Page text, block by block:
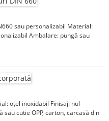
sau personalizabil Material:
Ambalare: pungă sau
material, finisaj, dimensiunile
oțel inoxidabil Finisaj: nul
cutie OPP, carton, carcasă din